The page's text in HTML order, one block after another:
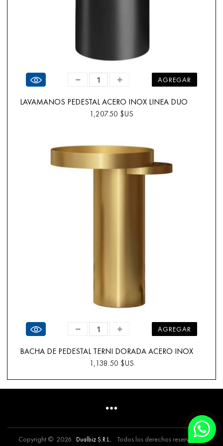
Ver producto AGREGAR
LAVAMANOS PEDESTAL ACERO INOX LINEA DUO
1,207.50 $US
Ver producto AGREGAR
BACHA DE PEDESTAL TERNI DORADA ACERO INOX
1,138.50 $US
Copyright © 2026 Dualbiz S.R.L.. Todos los derechos reservados.